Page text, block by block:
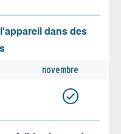
dans des
novembre